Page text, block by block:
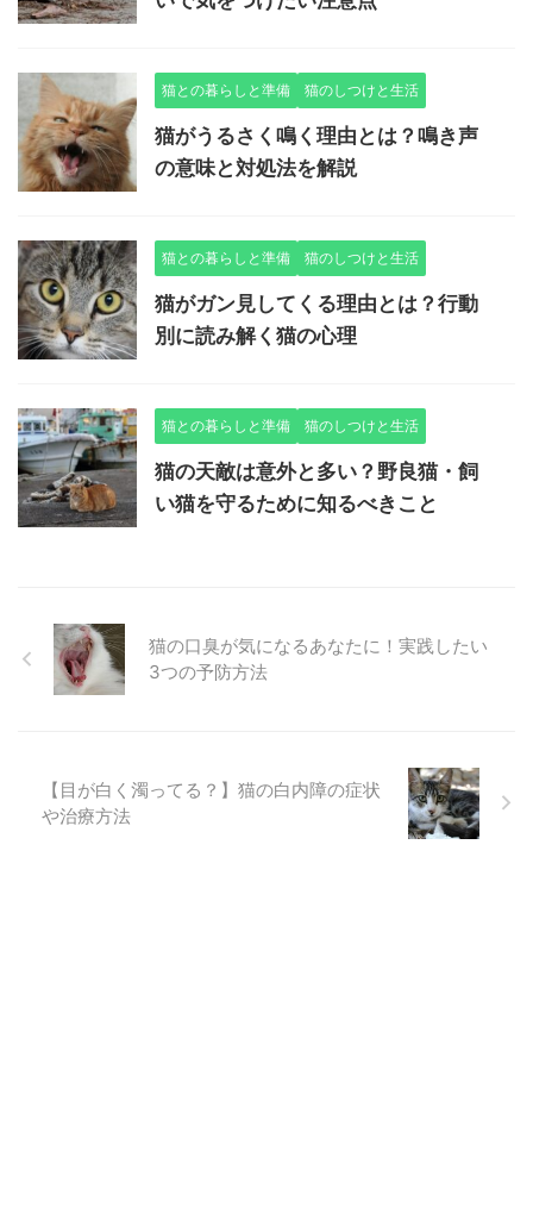
猫との暮らしと準備 猫のしつけと生活
猫がうるさく鳴く理由とは？鳴き声
の意味と対処法を解説
猫との暮らしと準備 猫のしつけと生活
猫がガン見してくる理由とは？行動
別に読み解く猫の心理
猫との暮らしと準備 猫のしつけと生活
猫の天敵は意外と多い？野良猫・飼
い猫を守るために知るべきこと
猫の口臭が気になるあなたに！実践したい
3つの予防方法
【目が白く濁ってる？】猫の白内障の症状
や治療方法